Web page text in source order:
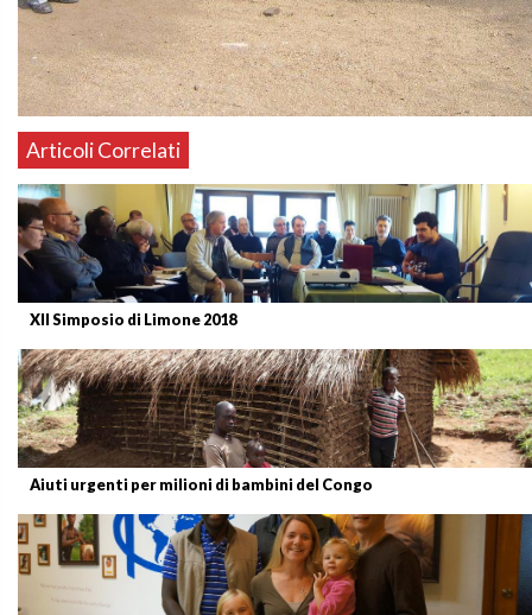
Articoli Correlati
XII Simposio di Limone 2018
Aiuti urgenti per milioni di bambini del Congo